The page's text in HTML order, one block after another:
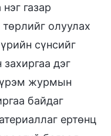
газар
олуулах
сүнсийг
дэг
журмын
байдаг
ертөнц